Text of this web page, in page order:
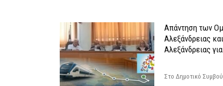
Απάντηση των
Αλεξάνδρειας
Αλεξάνδρειας
Στο Δημοτικό